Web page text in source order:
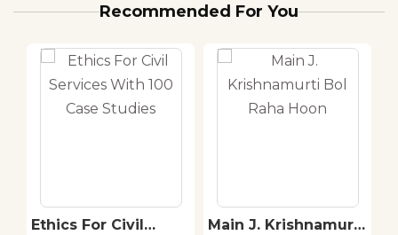
Recommended For You
Ethics For Civil
Main J. Krishnamurti